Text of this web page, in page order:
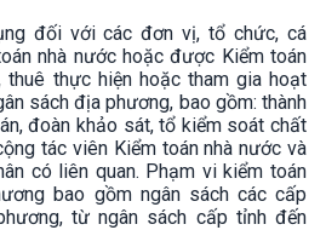
đối với các đơn vị, tổ chức, cá
nhà nước hoặc được Kiểm toán
thuê thực hiện hoặc tham gia hoạt
sách địa phương, bao gồm: thành
đoàn khảo sát, tổ kiểm soát chất
tác viên Kiểm toán nhà nước và
có liên quan. Phạm vi kiểm toán
bao gồm ngân sách các cấp
từ ngân sách cấp tỉnh đến